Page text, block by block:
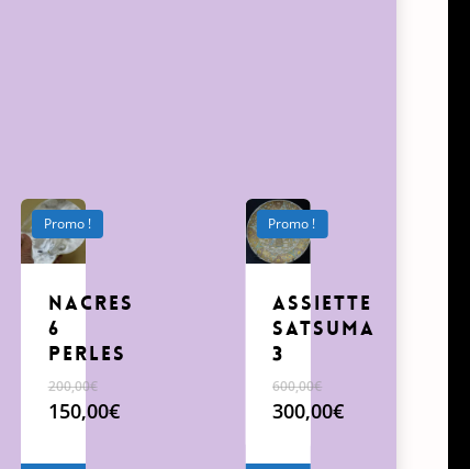
Promo !
Nacres
6
perles
200,00€
Le
initial
150,00€
prix
Promo !
Assiette
Satsuma
3
600,00€
Le
initial
300,00€
prix